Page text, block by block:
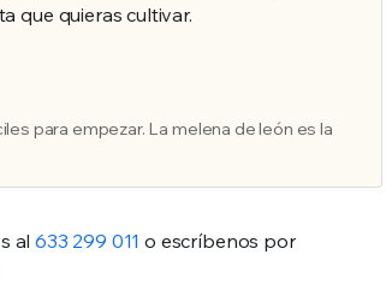
que quieras cultivar.
para empezar. La melena de león es la
al633 299 011 o escríbenos por